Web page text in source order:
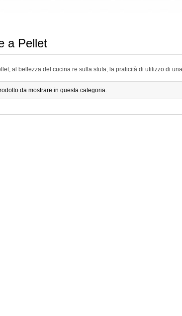
a Pellet
al bellezza del cucina re sulla stufa, la praticità di utilizzo di
da mostrare in questa categoria.